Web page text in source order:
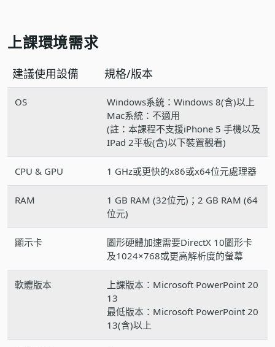
上課環境需求
建議使用設備 規格/版本
OS
Windows系統：Windows 8(含)以上
Mac系統：不適用
(註：本課程不支援iPhone 5 手機以及
IPad 2平板(含)以下裝置觀看)
CPU & GPU 1 GHz或更快的x86或x64位元處理器
RAM
1 GB RAM (32位元)；2 GB RAM (64
位元)
顯示卡
圖形硬體加速需要DirectX 10圖形卡
及1024×768或更高解析度的螢幕
軟體版本
上課版本：Microsoft PowerPoint 20
13
最低版本：Microsoft PowerPoint 20
13(含)以上